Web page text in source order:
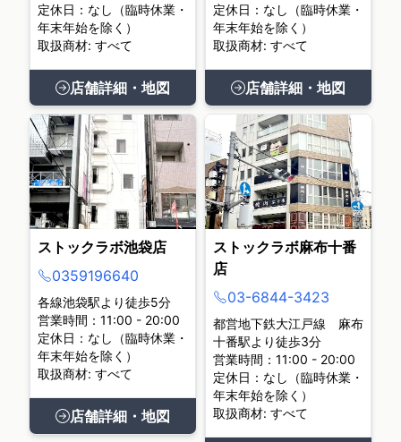
定休日：なし（臨時休業・
年末年始を除く）
取扱商材: すべて
店舗詳細・地図
定休日：なし（臨時休業・
年末年始を除く）
取扱商材: すべて
店舗詳細・地図
ストックラボ池袋店
0359196640
各線池袋駅より徒歩5分
営業時間：11:00 - 20:00
定休日：なし（臨時休業・
年末年始を除く）
取扱商材: すべて
店舗詳細・地図
ストックラボ麻布十番
店
03-6844-3423
都営地下鉄大江戸線 麻布
十番駅より徒歩3分
営業時間：11:00 - 20:00
定休日：なし（臨時休業・
年末年始を除く）
取扱商材: すべて